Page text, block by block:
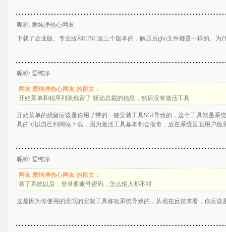
昵称: 爱纯净热心网友
下载了企业版、专业版和LTSC版三个版本的，解压后gho文件都是一样的。为
昵称: 爱纯净
网友 爱纯净热心网友 的原文：
开始菜单和程序列表残留了 驱动总裁的信息，然后没有激活工具
开始菜单的残留应该是你用了带的一键安装工具SGI导致的，这个工具就是系
具的可以自己到网站下载，因为激活工具基本都会报毒，放在系统里面用户检
昵称: 爱纯净
网友 爱纯净热心网友 的原文：
装了系统以后，登录要账号密码，怎么输入都不对
这是因为你使用的流氓的安装工具修改系统导致的，从现在反馈来看，你应该